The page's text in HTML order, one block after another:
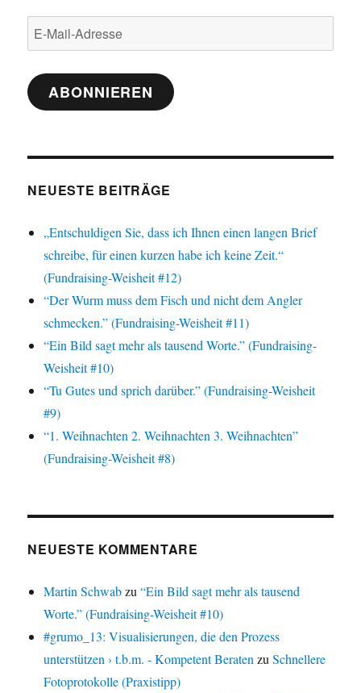
E-
Mail-
Adresse
ABONNIEREN
NEUESTE BEITRÄGE
„Entschuldigen Sie, dass ich Ihnen einen langen Brief
schreibe, für einen kurzen habe ich keine Zeit.“
(Fundraising-Weisheit #12)
“Der Wurm muss dem Fisch und nicht dem Angler
schmecken.” (Fundraising-Weisheit #11)
“Ein Bild sagt mehr als tausend Worte.” (Fundraising-
Weisheit #10)
“Tu Gutes und sprich darüber.” (Fundraising-Weisheit
#9)
“1. Weihnachten 2. Weihnachten 3. Weihnachten”
(Fundraising-Weisheit #8)
NEUESTE KOMMENTARE
Martin Schwabzu“Ein Bild sagt mehr als tausend
Worte.” (Fundraising-Weisheit #10)
#grumo_13: Visualisierungen, die den Prozess
unterstützen › t.b.m. - Kompetent Beraten zuSchnellere
Fotoprotokolle (Praxistipp)